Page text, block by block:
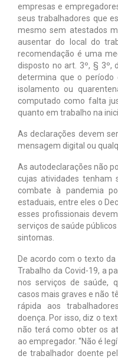
empresas e
seus trabalhadores que
mesmo sem atestados
ausentar do local do
recomendação é uma
disposto no art. 3º, § 3º,
determina que o
isolamento ou
computado como falta
quanto em trabalho na
As declarações devem
mensagem digital ou
As autodeclarações não
cujas atividades tenham
combate à pandemia
estaduais, entre eles o
esses profissionais
serviços de saúde
sintomas.
De acordo com o texto
Trabalho da Covid-19, a
nos serviços de saúde,
casos mais graves e não
rápida aos
doença. Por isso, diz o
não terá como obter os
ao empregador. “Não é
de trabalhador doente